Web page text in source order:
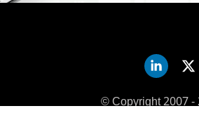
© Copyright 2007 -